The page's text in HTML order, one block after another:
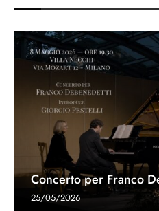
Concerto per Franco
25/05/2026